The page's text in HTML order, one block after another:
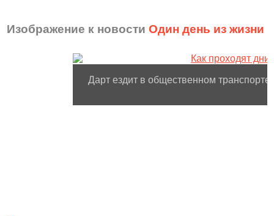
Изображение к новостиОдин день из жизни
Дарт ездит в общественном